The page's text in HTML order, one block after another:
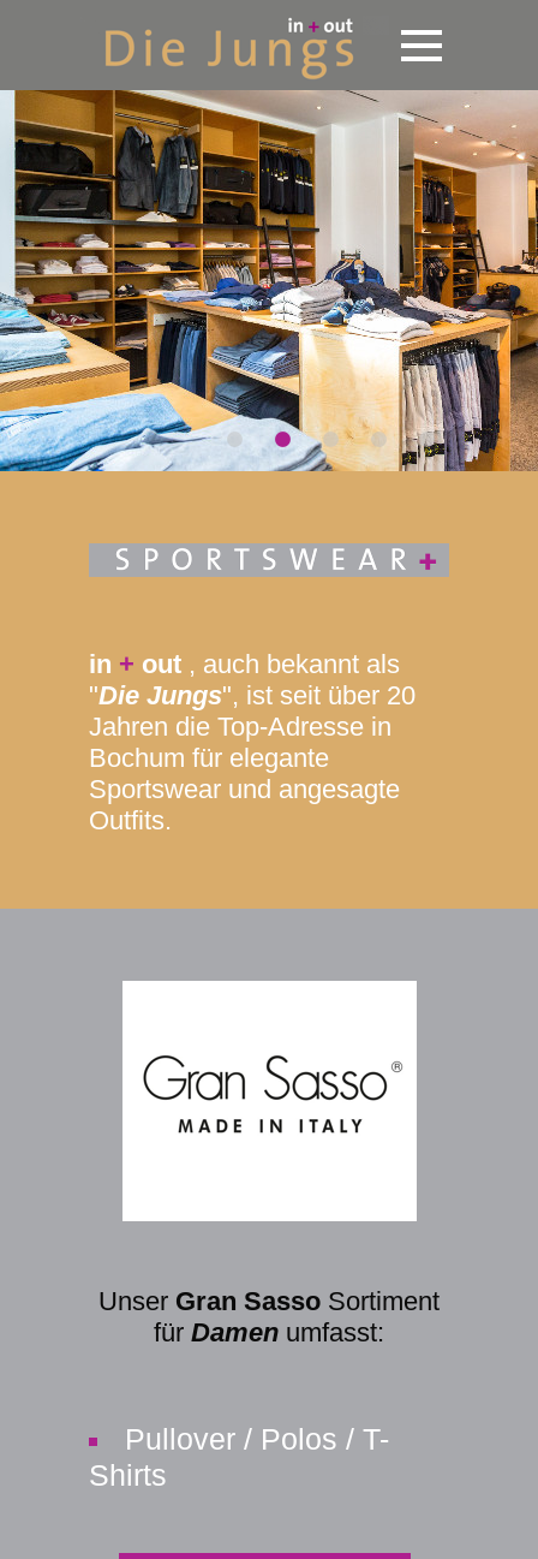
in + out , auch bekannt als
"Die Jungs", ist seit über 20
Jahren die Top-Adresse in
Bochum für elegante
Sportswear und angesagte
Outfits.
Unser Gran Sasso Sortiment
für Damen umfasst:
Pullover / Polos / T-
Shirts